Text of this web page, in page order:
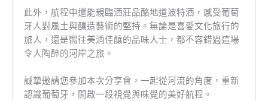
此外，航程中還能親臨酒莊品酩地道波特酒，感受葡萄
牙人對風土與釀造藝術的堅持。無論是喜愛文化旅行的
旅人，還是嚮往美酒佳釀的品味人士，都不容錯過這場
令人陶醉的河岸之旅。
誠摯邀請您參加本次分享會，一起從河流的角度，重新
認識葡萄牙，開啟一段視覺與味覺的美好航程。